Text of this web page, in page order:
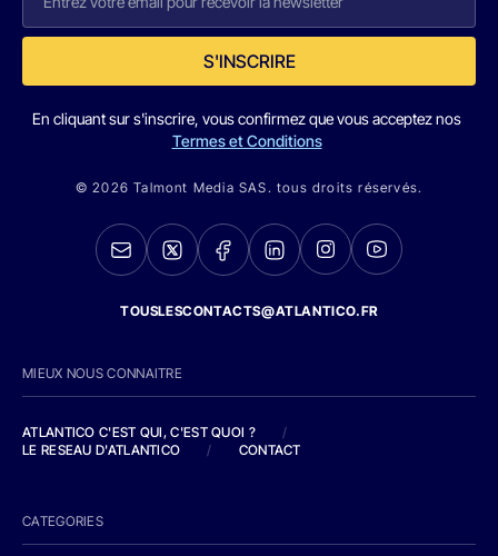
S'INSCRIRE
En cliquant sur s'inscrire, vous confirmez que vous acceptez nos
Termes et Conditions
© 2026 Talmont Media SAS. tous droits réservés.
TOUSLESCONTACTS@ATLANTICO.FR
MIEUX NOUS CONNAITRE
ATLANTICO C'EST QUI, C'EST QUOI ?
/
LE RESEAU D'ATLANTICO
/ CONTACT
CATEGORIES